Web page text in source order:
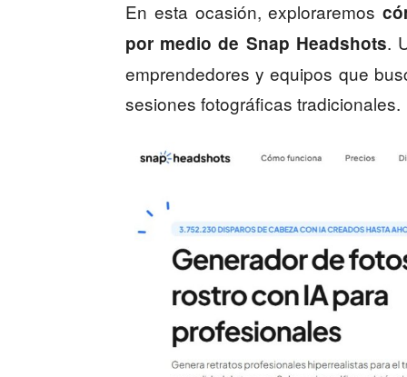
En esta ocasión, exploraremos
por medio de Snap Headshots.
emprendedores y equipos que
sesiones fotográficas tradicionales.